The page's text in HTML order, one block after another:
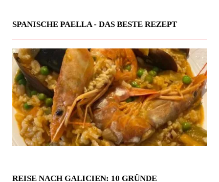
SPANISCHE PAELLA - DAS BESTE REZEPT
REISE NACH GALICIEN: 10 GRÜNDE